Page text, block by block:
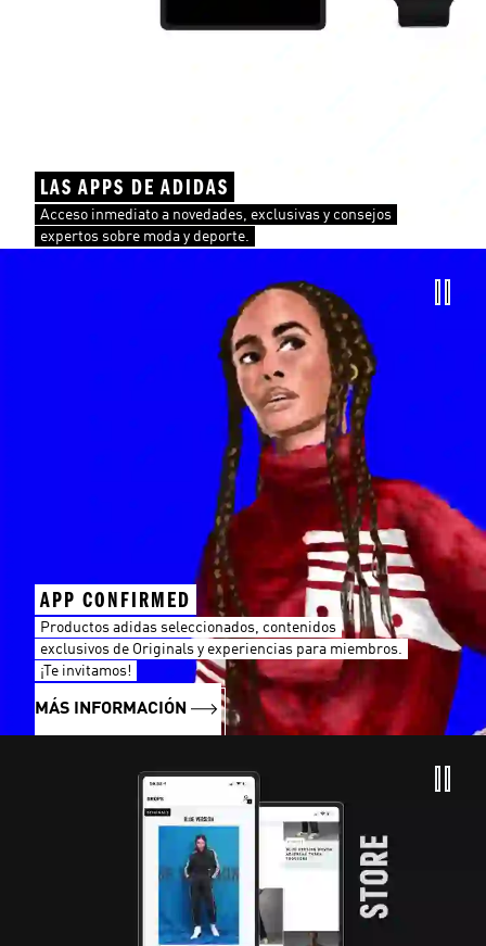
LAS APPS DE ADIDAS
Acceso inmediato a novedades, exclusivas y consejos
expertos sobre moda y deporte.
APP CONFIRMED
Productos adidas seleccionados, contenidos
exclusivos de Originals y experiencias para miembros.
¡Te invitamos!
MÁS INFORMACIÓN